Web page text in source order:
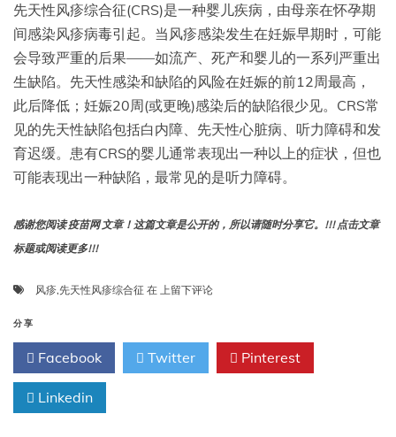
先天性风疹综合征(CRS)是一种婴儿疾病，由母亲在怀孕期
间感染风疹病毒引起。当风疹感染发生在妊娠早期时，可能
会导致严重的后果——如流产、死产和婴儿的一系列严重出
生缺陷。先天性感染和缺陷的风险在妊娠的前12周最高，
此后降低；妊娠20周(或更晚)感染后的缺陷很少见。CRS常
见的先天性缺陷包括白内障、先天性心脏病、听力障碍和发
育迟缓。患有CRS的婴儿通常表现出一种以上的症状，但也
可能表现出一种缺陷，最常见的是听力障碍。
感谢您阅读 疫苗网 文章！这篇文章是公开的，所以请随时分享它。!!! 点击文章
标题或阅读更多!!!
风疹,先天性风疹综合征 在 第
先
天
性
上留下评论
分享
Facebook Twitter Pinterest
Linkedin